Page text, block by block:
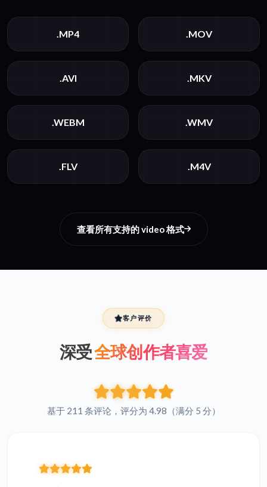
.MP4 .MOV
.AVI .MKV
.WEBM .WMV
.FLV .M4V
查看所有支持的 video 格式
客户评价
深受全球创作者喜爱
基于 211 条评论，评分为 4.98（满分 5 分）